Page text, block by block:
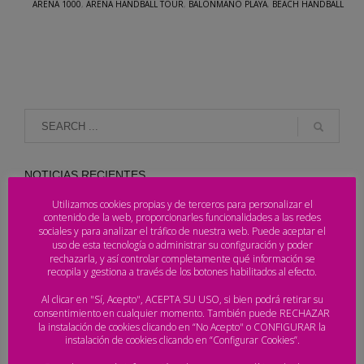
ARENA 1000, ARENA HANDBALL TOUR, BALONMANO PLAYA, BEACH HANDBALL
NOTICIAS RECIENTES
Desvelado el ranking del Arena Handball Tour
2026
Laredo corona a los campeones de España y pone
el broche de oro al Arena Handball Tour 2026
Utilizamos cookies propias y de terceros para personalizar el
contenido de la web, proporcionarles funcionalidades a las redes
sociales y para analizar el tráfico de nuestra web. Puede aceptar el
uso de esta tecnología o administrar su configuración y poder
rechazarla, y así controlar completamente qué información se
recopila y gestiona a través de los botones habilitados al efecto.
Al clicar en "Sí, Acepto", ACEPTA SU USO, si bien podrá retirar su
consentimiento en cualquier momento. También puede RECHAZAR
la instalación de cookies clicando en “No Acepto" o CONFIGURAR la
instalación de cookies clicando en “Configurar Cookies”.